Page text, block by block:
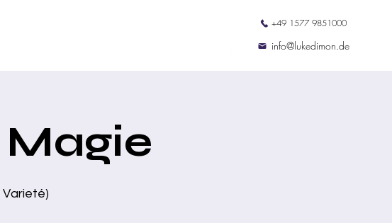
+49 1577 9851000
info@lukedimon.de